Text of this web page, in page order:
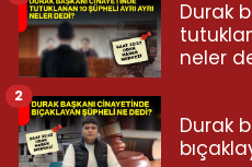
Durak
neler
Durak
2